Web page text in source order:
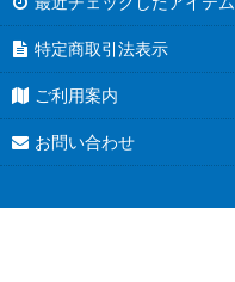
特定商取引法表示
ご利用案内
お問い合わせ